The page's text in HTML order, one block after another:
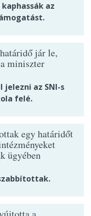
az
jár le,
miniszter
jelezni az SNI-s
felé.
egy határidőt
ügyében